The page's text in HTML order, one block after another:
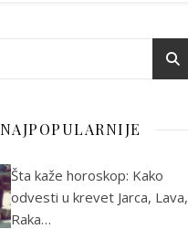
NAJPOPULARNIJE
Šta kaže horoskop: Kako
odvesti u krevet Jarca, Lava,
Raka…